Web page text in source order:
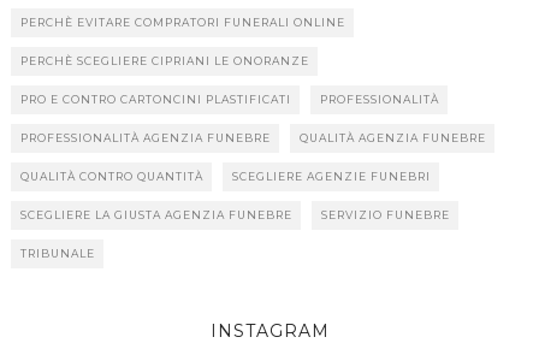
PERCHÈ EVITARE COMPRATORI FUNERALI ONLINE
PERCHÈ SCEGLIERE CIPRIANI LE ONORANZE
PRO E CONTRO CARTONCINI PLASTIFICATI PROFESSIONALITÀ
PROFESSIONALITÀ AGENZIA FUNEBRE QUALITÀ AGENZIA FUNEBRE
QUALITÀ CONTRO QUANTITÀ SCEGLIERE AGENZIE FUNEBRI
SCEGLIERE LA GIUSTA AGENZIA FUNEBRE SERVIZIO FUNEBRE
TRIBUNALE
INSTAGRAM